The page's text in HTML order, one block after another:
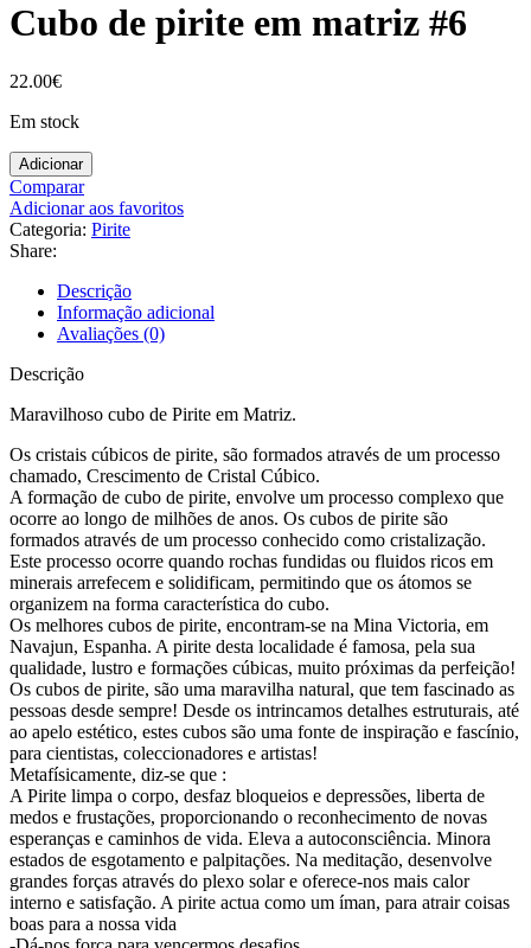
Cubo de pirite em matriz #6
22.00€
Em stock
Adicionar
Comparar
Adicionar aos favoritos
Categoria: Pirite
Share:
Descrição
Informação adicional
Avaliações (0)
Descrição
Maravilhoso cubo de Pirite em Matriz.
Os cristais cúbicos de pirite, são formados através de um processo
chamado, Crescimento de Cristal Cúbico.
A formação de cubo de pirite, envolve um processo complexo que
ocorre ao longo de milhões de anos. Os cubos de pirite são
formados através de um processo conhecido como cristalização.
Este processo ocorre quando rochas fundidas ou fluidos ricos em
minerais arrefecem e solidificam, permitindo que os átomos se
organizem na forma característica do cubo.
Os melhores cubos de pirite, encontram-se na Mina Victoria, em
Navajun, Espanha. A pirite desta localidade é famosa, pela sua
qualidade, lustro e formações cúbicas, muito próximas da perfeição!
Os cubos de pirite, são uma maravilha natural, que tem fascinado as
pessoas desde sempre! Desde os intrincamos detalhes estruturais, até
ao apelo estético, estes cubos são uma fonte de inspiração e fascínio,
para cientistas, coleccionadores e artistas!
Metafísicamente, diz-se que :
A Pirite limpa o corpo, desfaz bloqueios e depressões, liberta de
medos e frustações, proporcionando o reconhecimento de novas
esperanças e caminhos de vida. Eleva a autoconsciência. Minora
estados de esgotamento e palpitações. Na meditação, desenvolve
grandes forças através do plexo solar e oferece-nos mais calor
interno e satisfação. A pirite actua como um íman, para atrair coisas
boas para a nossa vida